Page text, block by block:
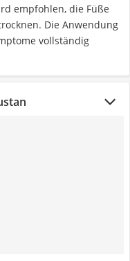
empfohlen, die Füße
Die Anwendung
vollständig